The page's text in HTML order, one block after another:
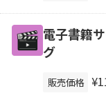
電子書籍
グ
販売価格